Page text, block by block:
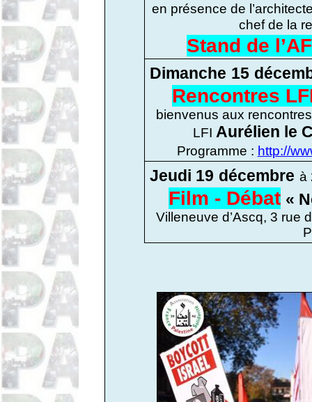
en présence de
chef de la
Stand de
Dimanche 15
Rencontres
bienvenus aux
LFI Aurélien le
Programme : http://
Jeudi 19 décembre à
Film - Débat «
Villeneuve d’Ascq, 3 rue